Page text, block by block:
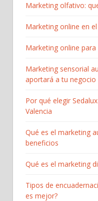
Marketing olfativo:
Marketing online en
Marketing online para
Marketing sensorial
aportará a tu negocio
Por qué elegir
Valencia
Qué es el marketing
beneficios
Qué es el marketing
Tipos de
es mejor?